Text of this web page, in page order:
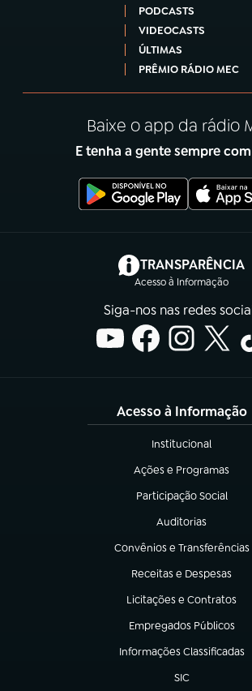
PODCASTS
VIDEOCASTS
ÚLTIMAS
PRÊMIO RÁDIO MEC
Baixe o app da rádio
E tenha a gente sempre
TRANSPARÊNCIA
Acesso à Informação
(abre em
Siga-nos nas redes
Acesso à Informação
Institucional
(abre em nova aba)
Ações e Programas
(abre em nova aba)
Participação Social
(abre em nova aba)
Auditorias
(abre em nova aba)
Convênios e Transferências
(abre em nova aba)
Receitas e Despesas
(abre em nova aba)
Licitações e Contratos
(abre em nova aba)
Empregados Públicos
(abre em nova aba)
Informações Classificadas
(abre em nova aba)
SIC
(abre em nova